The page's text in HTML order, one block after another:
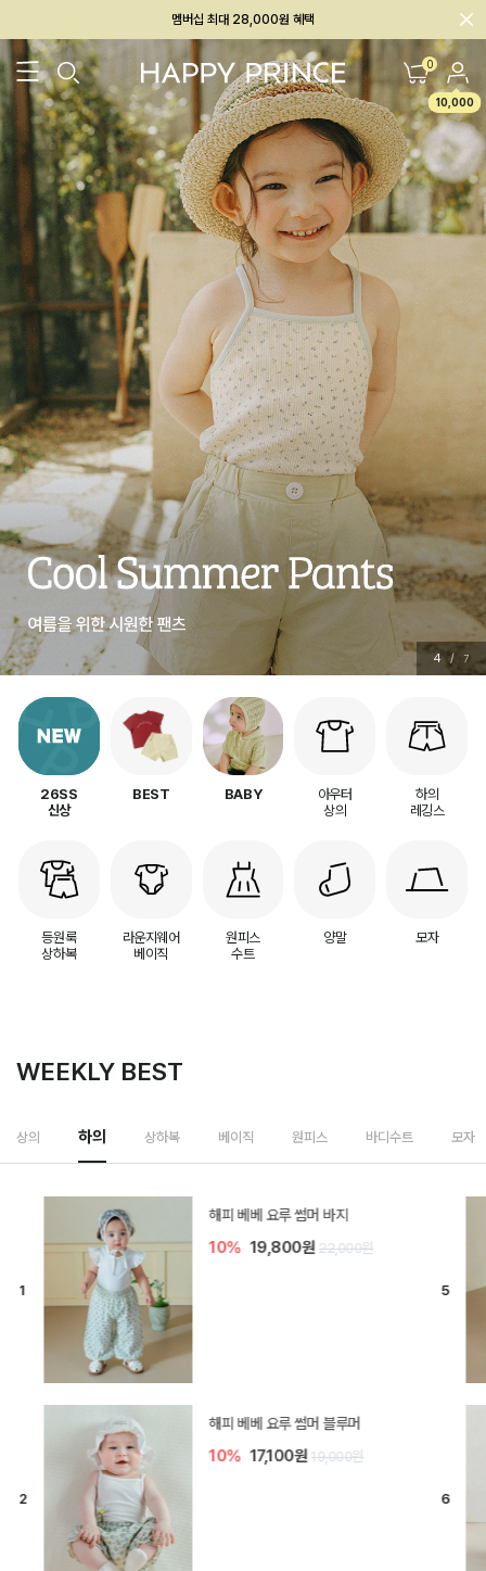
회원전용 아울렛, 가입하면 ~60% 할인!
멤버십 최대 28,000원 혜택 0
10,000
26SS 신상 BEST BABY[6~12M] 아우터/상의 하의/레깅스
4 / 7
26SS
신상
BEST BABY
아우터
상의
하의
레깅스
등원룩
상하복
라운지웨어
베이직
원피스
수트
양말 모자
WEEKLY BEST
상의 하의 상하복 베이직 원피스 바디수트 모자
[SIZE ~6Y] 델린 린넨 바지
10% 21,600원 24,000원
듀이 아기 바지
20% 15,200원 19,000원